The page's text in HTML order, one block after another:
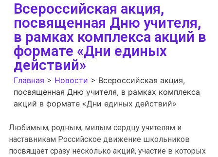
Всероссийская акция,
посвященная Дню учителя,
в рамках комплекса акций в
формате «Дни единых
действий»
Главная > Новости > Всероссийская акция,
посвященная Дню учителя, в рамках комплекса
акций в формате «Дни единых действий»
Любимым, родным, милым сердцу учителям и
наставникам Российское движение школьников
посвящает сразу несколько акций, участие в которых